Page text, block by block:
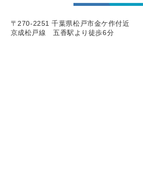
〒270-2251 千葉県松戸市金ケ作付近
京成松戸線 五香駅より徒歩6分